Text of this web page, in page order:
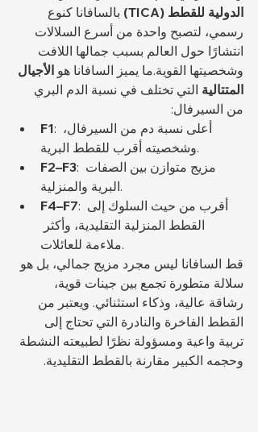
الدولية للقطط (TICA)
بالسافانا كنوع
رسمي، لتصبح واحدة من أسرع السلالات
انتشارًا حول العالم بسبب جمالها اللافت
وشخصيتها القوية.ما يميز السافانا هو الأجيال
المتتالية التي تختلف في نسبة الدم البري
من السيرفال:
F1: أعلى نسبة دم من السيرفال،
وشخصيته أقرب للقطط البرية.
F2–F3: مزيج متوازن بين الصفات
البرية والمنزلية.
F4–F7: أقرب من حيث السلوك إلى
القطط المنزلية التقليدية، وأكثر
ملاءمة للعائلات.
قط السافانا ليس مجرد مزيج جمالي، بل هو
سلالة متطورة تجمع بين جينات قوية،
رشاقة عالية، وذكاء استثنائي. ويعتبر من
القطط الفاخرة والنادرة التي تحتاج إلى
تربية واعية ومسؤولة نظرًا لطبيعته النشطة
وحجمه الكبير مقارنة بالقطط التقليدية.